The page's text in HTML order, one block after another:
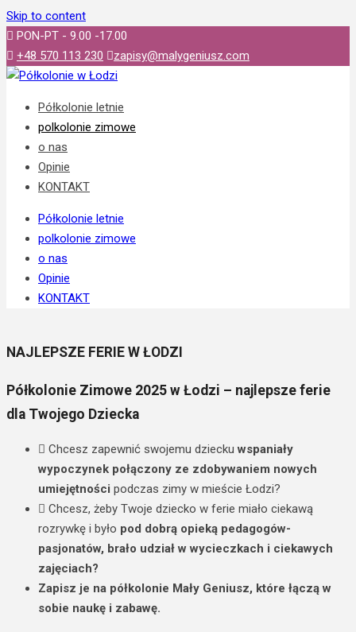
Skip to content
PON-PT - 9.00 -17.00
+48 570 113 230
zapisy@malygeniusz.com
Półkolonie letnie
polkolonie zimowe
o nas
Opinie
KONTAKT
Półkolonie letnie
polkolonie zimowe
o nas
Opinie
KONTAKT
NAJLEPSZE FERIE W ŁODZI
Półkolonie Zimowe 2025 w Łodzi – najlepsze ferie
dla Twojego Dziecka
Chcesz zapewnić swojemu dzieckuwspaniały
wypoczynek połączony ze zdobywaniem nowych
umiejętności podczas zimy w mieście Łodzi?
Chcesz, żeby Twoje dziecko w ferie miało ciekawą
rozrywkę i było pod dobrą opieką pedagogów-
pasjonatów, brało udział w wycieczkach i ciekawych
zajęciach?
Zapisz je na półkolonie Mały Geniusz, które łączą w
sobie naukę i zabawę.